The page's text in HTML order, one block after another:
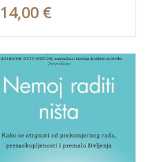
14,00 €